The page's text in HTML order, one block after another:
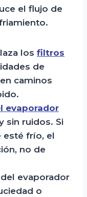
el flujo de
los filtros
de
caminos
evaporador
sin ruidos. Si
esté frío, el
no de
evaporador
o